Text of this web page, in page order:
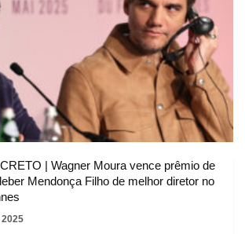
| Wagner Moura vence prêmio de
Mendonça Filho de melhor diretor no